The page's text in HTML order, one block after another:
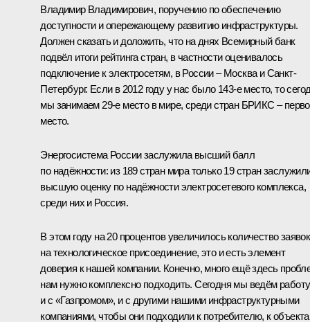
Владимир Владимирович, поручению по обеспечению
доступности и опережающему развитию инфраструктуры.
Должен сказать и доложить, что на днях Всемирный банк
подвёл итоги рейтинга стран, в частности оценивалось
подключение к электросетям, в России – Москва и Санкт-
Петербург. Если в 2012 году у нас было 143-е место, то
мы занимаем 29-е место в мире, среди стран БРИКС –
место.
Энергосистема России заслужила высший балл
по надёжности: из 189 стран мира только 19 стран
высшую оценку по надёжности электросетевого комплекса,
среди них и Россия.
В этом году на 20 процентов увеличилось количество заявок
на технологическое присоединение, это и есть элемент
доверия к нашей компании. Конечно, много ещё здесь
нам нужно комплексно подходить. Сегодня мы ведём работу
и с «Газпромом», и с другими нашими инфраструктурными
компаниями, чтобы они подходили к потребителю, к